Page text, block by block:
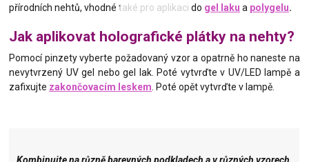
přírodních nehtů, vhodné také pro aplikaci do gel laku a polygelu.
Jak aplikovat holografické plátky na nehty?
Pomocí pinzety vyberte požadovaný vzor a opatrně ho naneste na
nevytvrzený UV gel nebo gel lak. Poté vytvrďte v UV/LED lampě a
zafixujte zakončovacím leskem. Poté opět vytvrďte v lampě.